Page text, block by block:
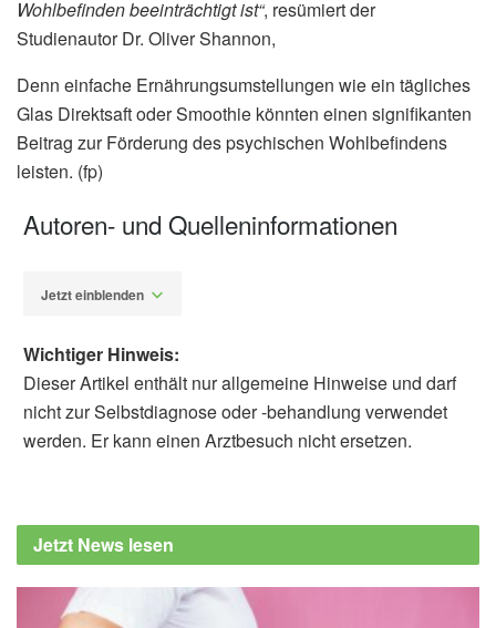
Wohlbefinden beeinträchtigt ist“, resümiert der
Studienautor Dr. Oliver Shannon,
Denn einfache Ernährungsumstellungen wie ein tägliches
Glas Direktsaft oder Smoothie könnten einen signifikanten
Beitrag zur Förderung des psychischen Wohlbefindens
leisten. (fp)
Autoren- und Quelleninformationen
Jetzt einblenden
Anthony W. Watson, Oliver M Shannon:
Including fruit juice and smoothies within 5-a-
recommendations: A randomised controlled
Wichtiger Hinweis:
Dieser Artikel enthält nur allgemeine Hinweise und darf
nicht zur Selbstdiagnose oder -behandlung verwendet
werden. Er kann einen Arztbesuch nicht ersetzen.
Jetzt News lesen